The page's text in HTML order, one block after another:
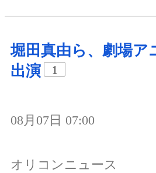
堀田真由ら、劇場ア
出演
1
08月07日 07:00
オリコンニュース